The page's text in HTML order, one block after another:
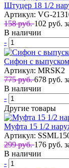
Штуцер 18 1/2
Артикул: VG-
158 руб.102 руб.
В наличии
-
Сифон с
Артикул: MRSK2
775 руб.678 руб.
В наличии
-
Другие товары
Муфта 15 1/2
Артикул:
299 руб.176 руб.
В наличии
-